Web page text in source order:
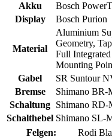
Akku
Bosch
Display
Bosch Purion
Material
Aluminium
Geometry,
Full
Mounting
Gabel
SR Suntour
Bremse
Shimano BR-
Schaltung Shimano RD-
Schalthebel Shimano SL-
Felgen:
Rodi